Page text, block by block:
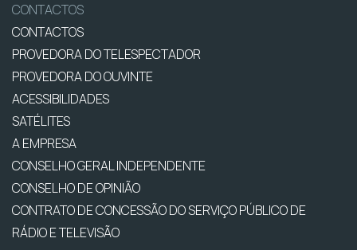
CONTACTOS
CONTACTOS
PROVEDORA DO TELESPECTADOR
PROVEDORA DO OUVINTE
ACESSIBILIDADES
SATÉLITES
A EMPRESA
CONSELHO GERAL INDEPENDENTE
CONSELHO DE OPINIÃO
CONTRATO DE CONCESSÃO DO SERVIÇO PÚBLICO DE
RÁDIO E TELEVISÃO